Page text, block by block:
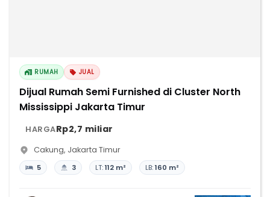
RUMAH JUAL
Dijual Rumah Semi Furnished di Cluster North
Mississippi Jakarta Timur
HARGARp2,7 miliar
Cakung, Jakarta Timur
5 3 LT:112 m² LB:160 m²